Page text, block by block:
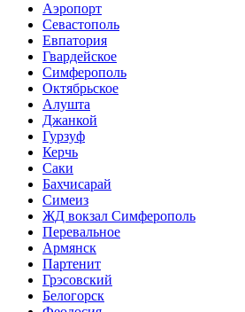
Аэропорт
Севастополь
Евпатория
Гвардейское
Симферополь
Октябрьское
Алушта
Джанкой
Гурзуф
Керчь
Саки
Бахчисарай
Симеиз
ЖД вокзал Симферополь
Перевальное
Армянск
Партенит
Грэсовский
Белогорск